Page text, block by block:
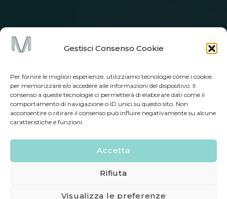
Gestisci Consenso Cookie
Per fornire le migliori esperienze, utilizziamo tecnologie come i cookie
per memorizzare e/o accedere alle informazioni del dispositivo. Il
consenso a queste tecnologie ci permetterà di elaborare dati come il
comportamento di navigazione o ID unici su questo sito. Non
acconsentire o ritirare il consenso può influire negativamente su alcune
caratteristiche e funzioni.
Accetta
Rifiuta
Visualizza le preferenze